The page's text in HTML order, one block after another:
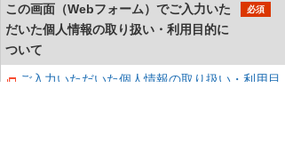
この画面（Webフォーム）でご入力いた
だいた個人情報の取り扱い・利用目的に
ついて
必須
ご入力いただいた個人情報の取り扱い・利用目